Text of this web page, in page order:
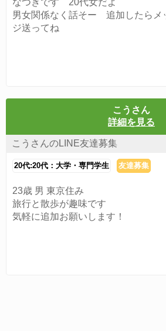
男女関係なく話そー 追加したらメ
ジ送ってね
こうさん
詳細を見る
こうさんのLINE友達募集
20代:20代：大学・専門学生 友達募集
23歳 男 東京住み
旅行と散歩が趣味です
気軽に追加お願いします！